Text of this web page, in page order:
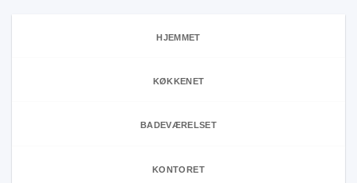
HJEMMET
KØKKENET
BADEVÆRELSET
KONTORET